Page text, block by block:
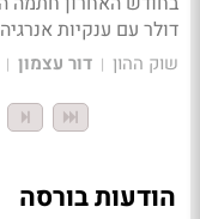
דולר עם ענקיות אנרגיה
שוק ההון | דור עצמון |
הודעות בורסה